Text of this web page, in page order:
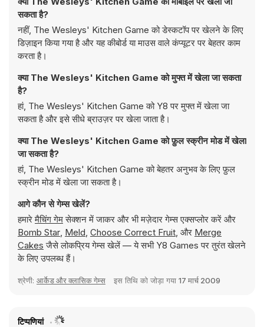
सकता है?
नहीं, The Wesleys' Kitchen Game को डेस्कटॉप पर खेलने के लिए
डिज़ाइन किया गया है और यह कीबोर्ड या माउस वाले कंप्यूटर पर बेहतर काम
करता है।
क्या The Wesleys' Kitchen Game को मुफ्त में खेला जा सकता
है?
हां, The Wesleys' Kitchen Game को Y8 पर मुफ्त में खेला जा
सकता है और इसे सीधे ब्राउज़र पर खेला जाता है।
क्या The Wesleys' Kitchen Game को फ़ुल स्क्रीन मोड में खेला
जा सकता है?
हां, The Wesleys' Kitchen Game को बेहतर अनुभव के लिए फ़ुल
स्क्रीन मोड में खेला जा सकता है।
आगे कौन से गेम्स खेलें?
हमारेमैचिंग गेमसेक्शन में जाकर और भी मज़ेदार गेम्स एक्सप्लोर करें और
Bomb Star, Meld, Choose Correct Fruit, और Merge
Cakes जैसे लोकप्रिय गेम्स खेलें — ये सभी Y8 Games पर तुरंत खेलने
के लिए उपलब्ध हैं।
श्रेणी: आर्केड और क्लासिक गेम्स इस तिथि को जोड़ा गया 17 मार्च 2009
टिप्पणियां